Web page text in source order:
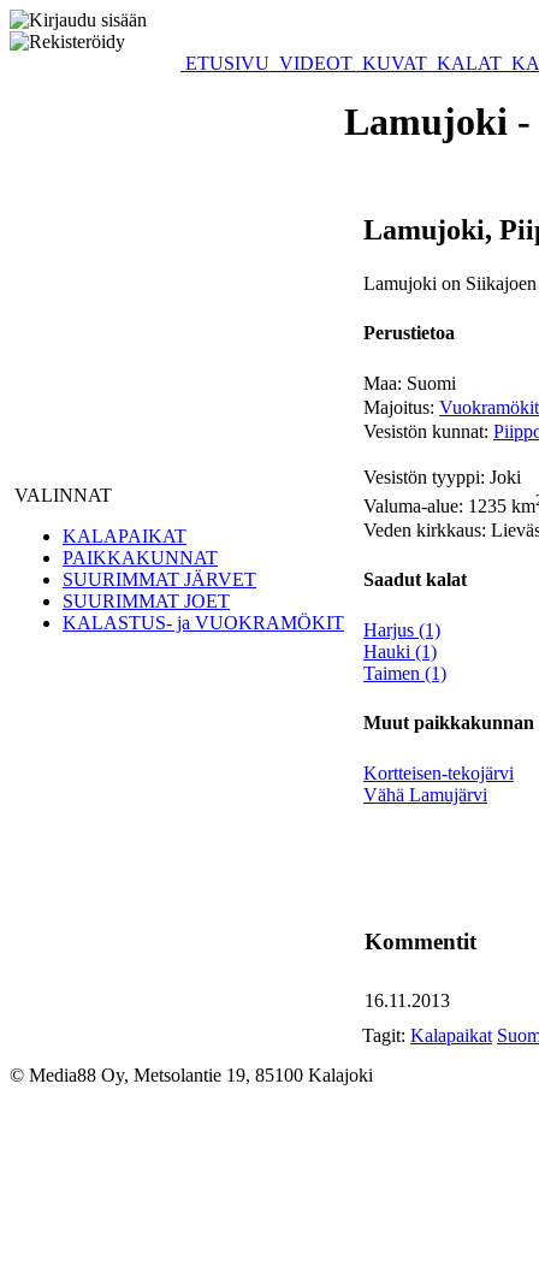
ETUSIVU VIDEOT KUVAT KALAT
VALINNAT
KALAPAIKAT
PAIKKAKUNNAT
SUURIMMAT JÄRVET
SUURIMMAT JOET
KALASTUS- ja VUOKRAMÖKIT
Lamujoki -
Lamujoki,
Lamujoki on
Perustietoa
Maa: Suomi
Majoitus:
Vesistön kunnat:
Vesistön tyyppi: Joki
Valuma-alue: 1235 km
Veden kirkkaus:
Saadut kalat
Harjus (1)
Hauki (1)
Taimen (1)
Muut paikkakunnan
Kortteisen-tekojärvi
Vähä Lamujärvi
Kommentit
16.11.2013
Tagit: Kalapaikat
© Media88 Oy, Metsolantie 19, 85100 Kalajoki